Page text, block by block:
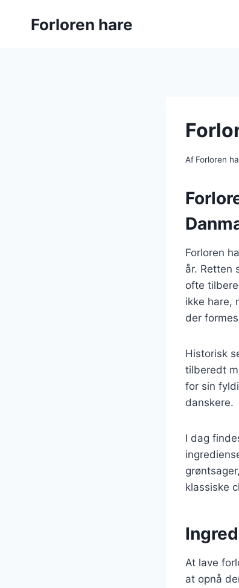
Forloren hare
Af Forloren
Forloren
år. Retten
ofte
ikke hare,
der formes
Historisk
tilberedt
for sin
danskere.
I dag
klassiske
At lave
at opnå